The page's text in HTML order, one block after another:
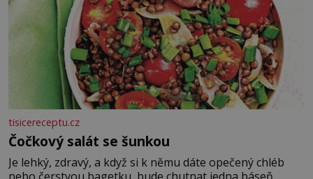
tisicereceptu.cz
Čočkový salát se šunkou
Je lehký, zdravý, a když si k němu dáte opečený chléb